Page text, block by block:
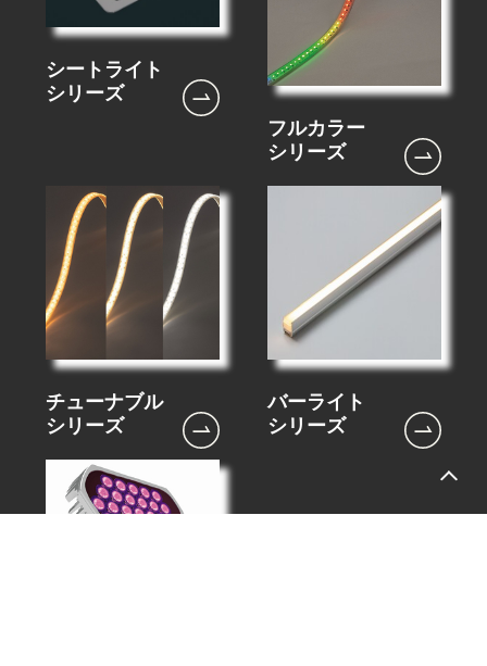
シートライト
シリーズ
フルカラー
シリーズ
チューナブル
シリーズ
バーライト
シリーズ